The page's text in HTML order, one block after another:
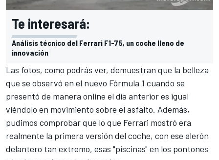
Te interesará:
Análisis técnico del Ferrari F1-75, un coche lleno de
innovación
Las fotos, como podrás ver, demuestran que la belleza
que se observó en el nuevo Fórmula 1 cuando se
presentó de manera online el día anterior es igual
viéndolo en movimiento sobre el asfalto. Además,
pudimos comprobar que lo que Ferrari mostró era
realmente la primera versión del coche, con ese alerón
delantero tan extremo, esas "piscinas" en los pontones